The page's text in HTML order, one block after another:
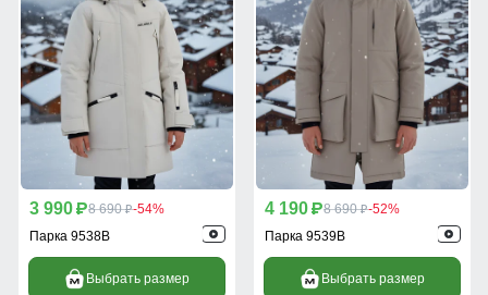
3 990 p8 690 p-54%
Парка 9538B
Выбрать размер
4 190 p8 690 p-52%
Парка 9539B
Выбрать размер